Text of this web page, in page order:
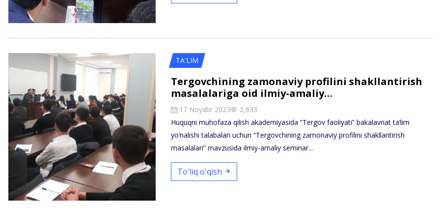
TA'LIM
Tergovchining zamonaviy profilini shakllantirish
masalalariga oid ilmiy-amaliy…
17 Noyabr 2023
2,633
Huquqni muhofaza qilish akademiyasida “Tergov faoliyati” bakalavriat ta’lim
yo‘nalishi talabalari uchun “Tergovchining zamonaviy profilini shakllantirish
masalalari” mavzusida ilmiy-amaliy seminar…
To'liq o'qish